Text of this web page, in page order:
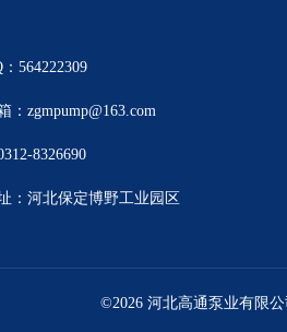
564222309
：zgmpump@163.com
8326690
：河北保定博野工业园区
©2026 河北高通泵业有限